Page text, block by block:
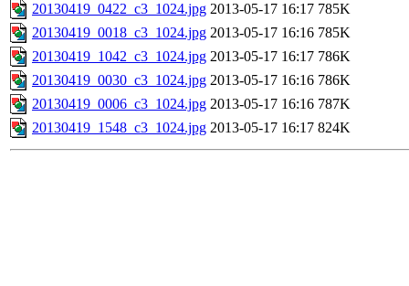
20130419_0422_c3_1024.jpg 2013-05-17 16:17 785K
20130419_0018_c3_1024.jpg 2013-05-17 16:16 785K
20130419_1042_c3_1024.jpg 2013-05-17 16:17 786K
20130419_0030_c3_1024.jpg 2013-05-17 16:16 786K
20130419_0006_c3_1024.jpg 2013-05-17 16:16 787K
20130419_1548_c3_1024.jpg 2013-05-17 16:17 824K